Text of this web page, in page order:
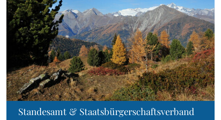
Standesamt & Staatsbürgerschaftsverband